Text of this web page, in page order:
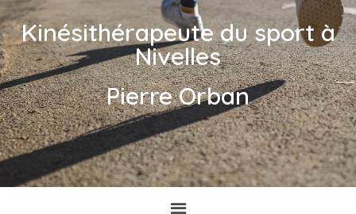
Kinésithérapeute du sport à
Nivelles
Pierre Orban